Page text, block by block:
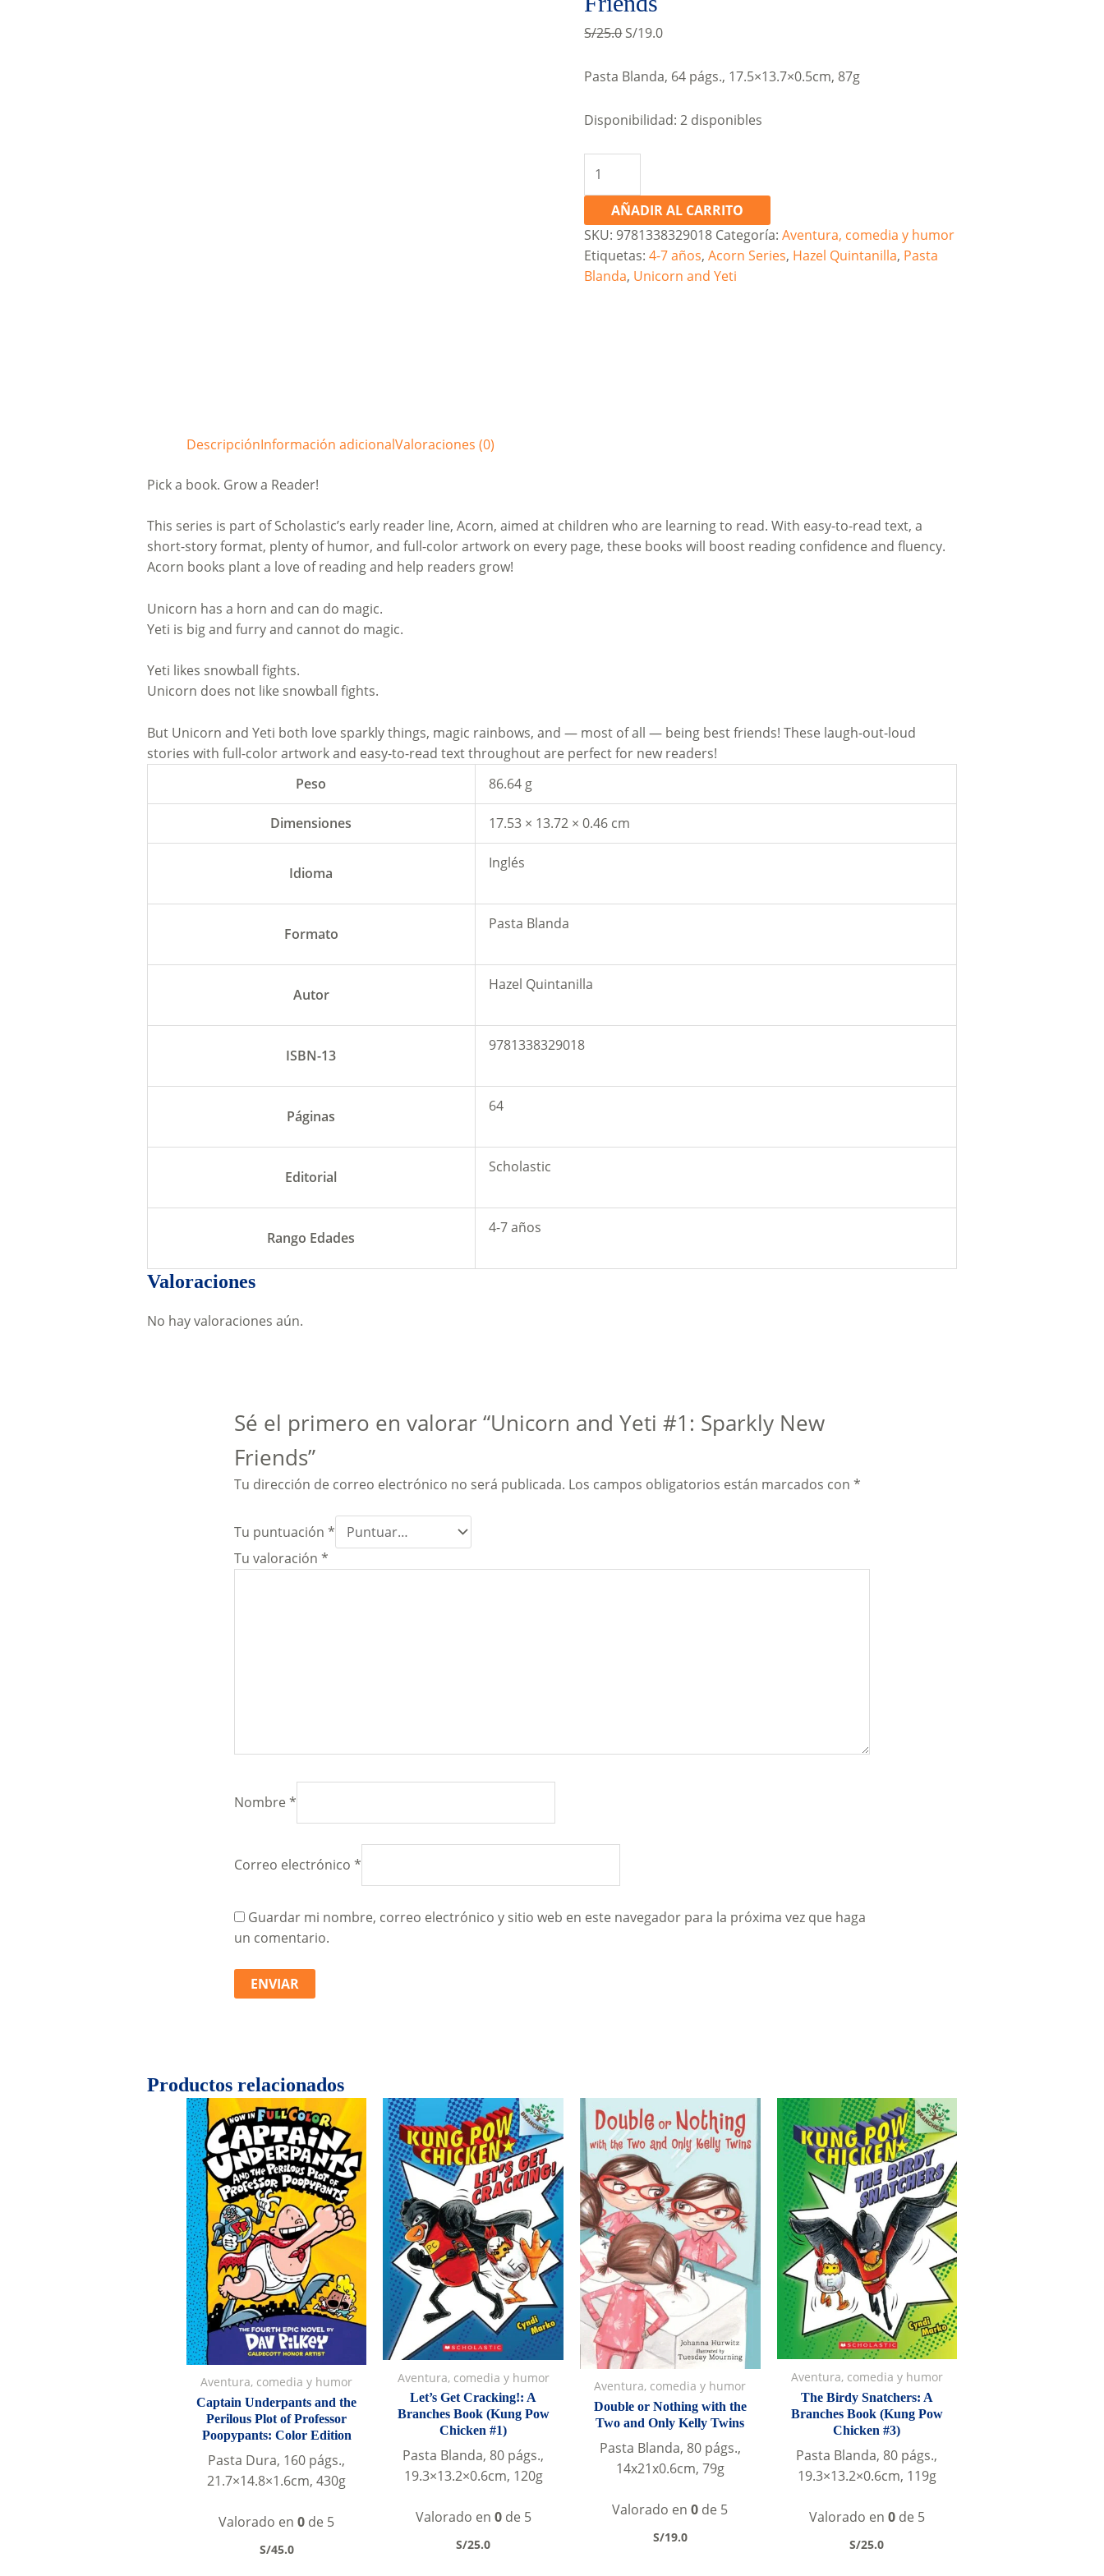
S/25.0 Original
was:
S/19.0Current
is:
Pasta Blanda, 64 págs., 17.5×13.7×0.5cm, 87g
Disponibilidad: 2 disponibles
and
#1:
Sparkly
New
Friends
AÑADIR AL CARRITO
SKU: 9781338329018 Categoría:Aventura, comedia y humor
Etiquetas:4-7 años,Acorn Series, Hazel Quintanilla, Pasta
Blanda, Unicorn and Yeti
DescripciónInformación adicionalValoraciones (0)
Pick a book. Grow a Reader!
This series is part of Scholastic’s early reader line, Acorn, aimed at children who are learning to read. With easy-to-read text, a
short-story format, plenty of humor, and full-color artwork on every page, these books will boost reading confidence and fluency.
Acorn books plant a love of reading and help readers grow!
Unicorn has a horn and can do magic.
Yeti is big and furry and cannot do magic.
Yeti likes snowball fights.
Unicorn does not like snowball fights.
But Unicorn and Yeti both love sparkly things, magic rainbows, and — most of all — being best friends! These laugh-out-loud
stories with full-color artwork and easy-to-read text throughout are perfect for new readers!
Peso
86.64 g
Dimensiones 17.53 × 13.72 × 0.46 cm
Idioma
Inglés
Formato
Pasta Blanda
Autor
Hazel Quintanilla
ISBN-13
9781338329018
Páginas
64
Editorial
Scholastic
Rango Edades
4-7 años
Valoraciones
No hay valoraciones aún.
Sé el primero en valorar “Unicorn and Yeti #1: Sparkly New
Friends”
Tu dirección de correo electrónico no será publicada. Los campos obligatorios están marcados con*
Tu puntuación*
Tu valoración*
Nombre*
Correo electrónico*
Guardar mi nombre, correo electrónico y sitio web en este navegador para la próxima vez que haga
un comentario.
Productos relacionados
Aventura, comedia y humor
Captain Underpants and the
Perilous Plot of Professor
Poopypants: Color Edition
Pasta Dura, 160 págs.,
21.7×14.8×1.6cm, 430g
Valorado en0 de 5
S/45.0
Aventura, comedia y humor
Let’s Get Cracking!: A
Branches Book (Kung Pow
Chicken #1)
Pasta Blanda, 80 págs.,
19.3×13.2×0.6cm, 120g
Valorado en 0de 5
S/25.0
Aventura, comedia y humor
Double or Nothing with the
Two and Only Kelly Twins
Pasta Blanda, 80 págs.,
14x21x0.6cm, 79g
Valorado en0 de 5
S/19.0
Aventura, comedia y humor
The Birdy Snatchers: A
Branches Book (Kung Pow
Chicken #3)
Pasta Blanda, 80 págs.,
19.3×13.2×0.6cm, 119g
Valorado en 0de 5
S/25.0